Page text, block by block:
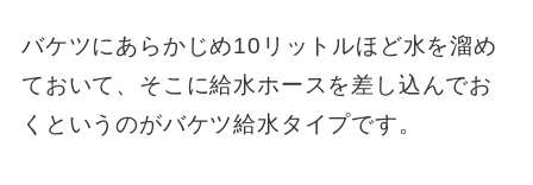
バケツにあらかじめ10リットルほど水を溜め
ておいて、そこに給水ホースを差し込んでお
くというのがバケツ給水タイプです。